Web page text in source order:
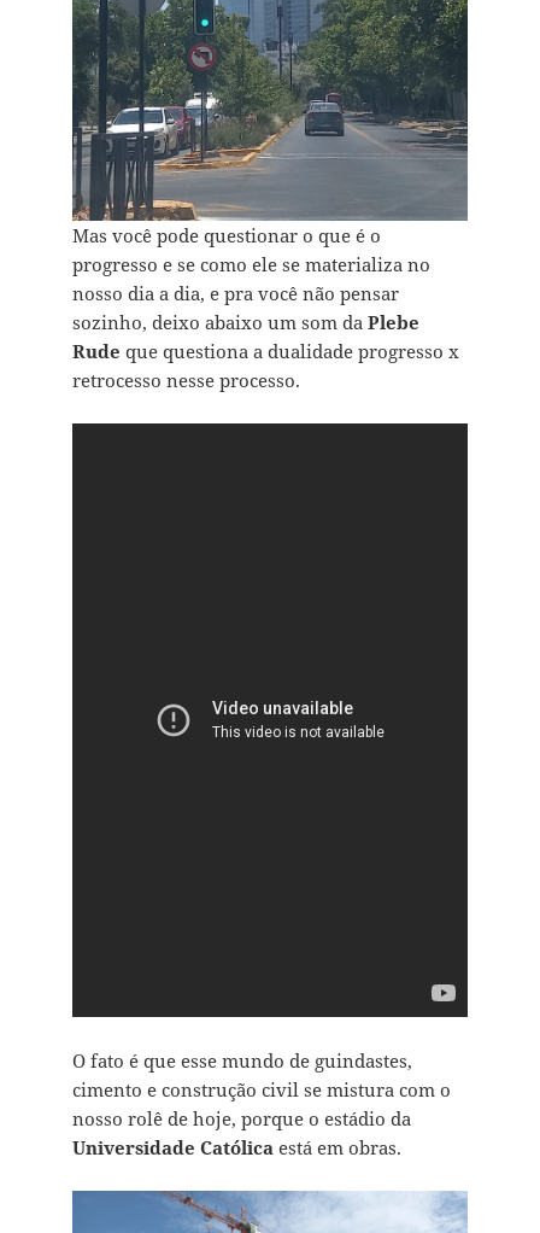
Mas você pode questionar o que é o
progresso e se como ele se materializa no
nosso dia a dia, e pra você não pensar
sozinho, deixo abaixo um som da Plebe
Rude que questiona a dualidade progresso x
retrocesso nesse processo.
O fato é que esse mundo de guindastes,
cimento e construção civil se mistura com o
nosso rolê de hoje, porque o estádio da
Universidade Católicaestá em obras.